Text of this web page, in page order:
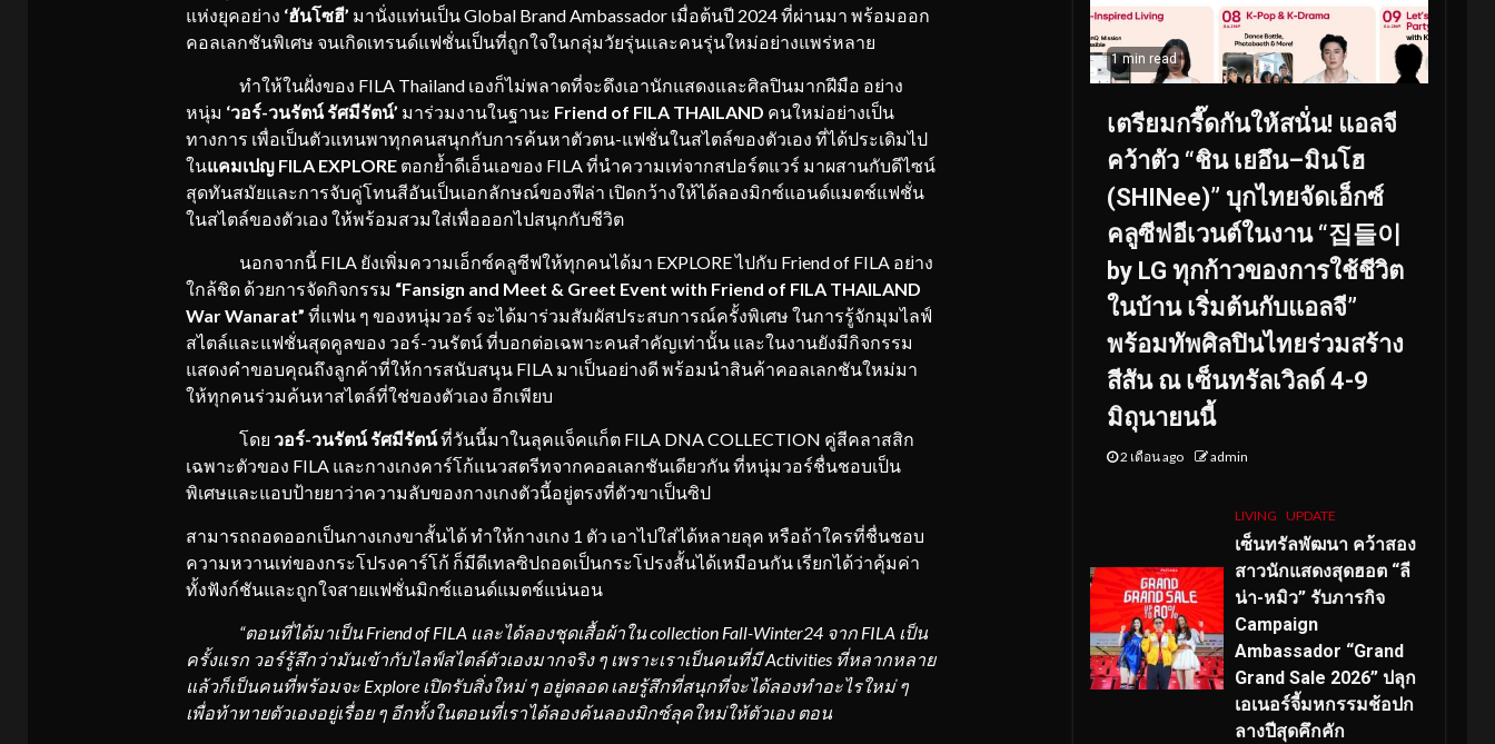
แห่งยุคอย่าง ‘ฮันโซฮี’ มานั่งแท่นเป็น Global Brand Ambassador เมื่อต้นปี 2024 ที่ผ่านมา พร้อมออก
คอลเลกชันพิเศษ จนเกิดเทรนด์แฟชั่นเป็นที่ถูกใจในกลุ่มวัยรุ่นและคนรุ่นใหม่อย่างแพร่หลาย
ทำให้ในฝั่งของ FILA Thailand เองก็ไม่พลาดที่จะดึงเอานักแสดงและศิลปินมากฝีมือ อย่าง
หนุ่ม ‘วอร์-วนรัตน์ รัศมีรัตน์’ มาร่วมงานในฐานะ Friend of FILA THAILAND คนใหม่อย่างเป็น
ทางการ เพื่อเป็นตัวแทนพาทุกคนสนุกกับการค้นหาตัวตน-แฟชั่นในสไตล์ของตัวเอง ที่ได้ประเดิมไป
ในแคมเปญ FILA EXPLOREตอกย้ำดีเอ็นเอของ FILA ที่นำความเท่จากสปอร์ตแวร์ มาผสานกับดีไซน์
สุดทันสมัยและการจับคู่โทนสีอันเป็นเอกลักษณ์ของฟีล่า เปิดกว้างให้ได้ลองมิกซ์แอนด์แมตช์แฟชั่น
ในสไตล์ของตัวเอง ให้พร้อมสวมใส่เพื่อออกไปสนุกกับชีวิต
นอกจากนี้ FILA ยังเพิ่มความเอ็กซ์คลูซีฟให้ทุกคนได้มา EXPLORE ไปกับ Friend of FILA อย่าง
ใกล้ชิด ด้วยการจัดกิจกรรม “Fansign and Meet & Greet Event with Friend of FILA THAILAND
War Wanarat” ที่แฟน ๆ ของหนุ่มวอร์ จะได้มาร่วมสัมผัสประสบการณ์ครั้งพิเศษ ในการรู้จักมุมไลฟ์
สไตล์และแฟชั่นสุดคูลของ วอร์-วนรัตน์ ที่บอกต่อเฉพาะคนสำคัญเท่านั้น และในงานยังมีกิจกรรม
แสดงคำขอบคุณถึงลูกค้าที่ให้การสนับสนุน FILA มาเป็นอย่างดี พร้อมนำสินค้าคอลเลกชันใหม่มา
ให้ทุกคนร่วมค้นหาสไตล์ที่ใช่ของตัวเอง อีกเพียบ
โดย วอร์-วนรัตน์ รัศมีรัตน์ที่วันนี้มาในลุคแจ็คแก็ต FILA DNA COLLECTION คู่สีคลาสสิก
เฉพาะตัวของ FILA และกางเกงคาร์โก้แนวสตรีทจากคอลเลกชันเดียวกัน ที่หนุ่มวอร์ชื่นชอบเป็น
พิเศษและแอบป้ายยาว่าความลับของกางเกงตัวนี้อยู่ตรงที่ตัวขาเป็นซิป
สามารถถอดออกเป็นกางเกงขาสั้นได้ ทำให้กางเกง 1 ตัว เอาไปใส่ได้หลายลุค หรือถ้าใครที่ชื่นชอบ
ความหวานเท่ของกระโปรงคาร์โก้ ก็มีดีเทลซิปถอดเป็นกระโปรงสั้นได้เหมือนกัน เรียกได้ว่าคุ้มค่า
ทั้งฟังก์ชันและถูกใจสายแฟชั่นมิกซ์แอนด์แมตช์แน่นอน
“ตอนที่ได้มาเป็น Friend of FILA และได้ลองชุดเสื้อผ้าใน collection Fall-Winter24 จาก FILA เป็น
ครั้งแรก วอร์รู้สึกว่ามันเข้ากับไลฟ์สไตล์ตัวเองมากจริง ๆ เพราะเราเป็นคนที่มีActivities ที่หลากหลาย
แล้วก็เป็นคนที่พร้อมจะ Explore เปิดรับสิ่งใหม่ ๆ อยู่ตลอด เลยรู้สึกที่สนุกที่จะได้ลองทำอะไรใหม่ ๆ
เพื่อท้าทายตัวเองอยู่เรื่อย ๆ อีกทั้งในตอนที่เราได้ลองค้นลองมิกซ์ลุคใหม่ให้ตัวเอง ตอน
1 min read
เตรียมกรี๊ดกันให้สนั่น! แอลจี
คว้าตัว “ชิน เยอึน–มินโฮ
(SHINee)” บุกไทยจัดเอ็กซ์
คลูซีฟอีเวนต์ในงาน “집들이
by LG ทุกก้าวของการใช้ชีวิต
ในบ้าน เริ่มต้นกับแอลจี”
พร้อมทัพศิลปินไทยร่วมสร้าง
สีสัน ณ เซ็นทรัลเวิลด์ 4-9
มิถุนายนนี้
2 เดือน ago admin
LIVING UPDATE
เซ็นทรัลพัฒนา คว้าสอง
สาวนักแสดงสุดฮอต “ลี
น่า-หมิว” รับภารกิจ
Campaign
Ambassador “Grand
Grand Sale 2026” ปลุก
เอเนอร์จี้มหกรรมช้อปก
ลางปีสุดคึกคัก